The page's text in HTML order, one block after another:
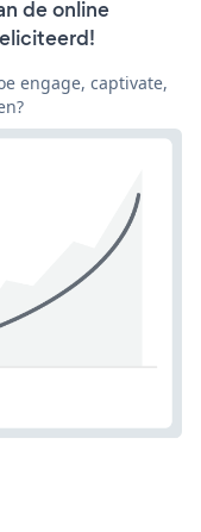
de online
engage, captivate,